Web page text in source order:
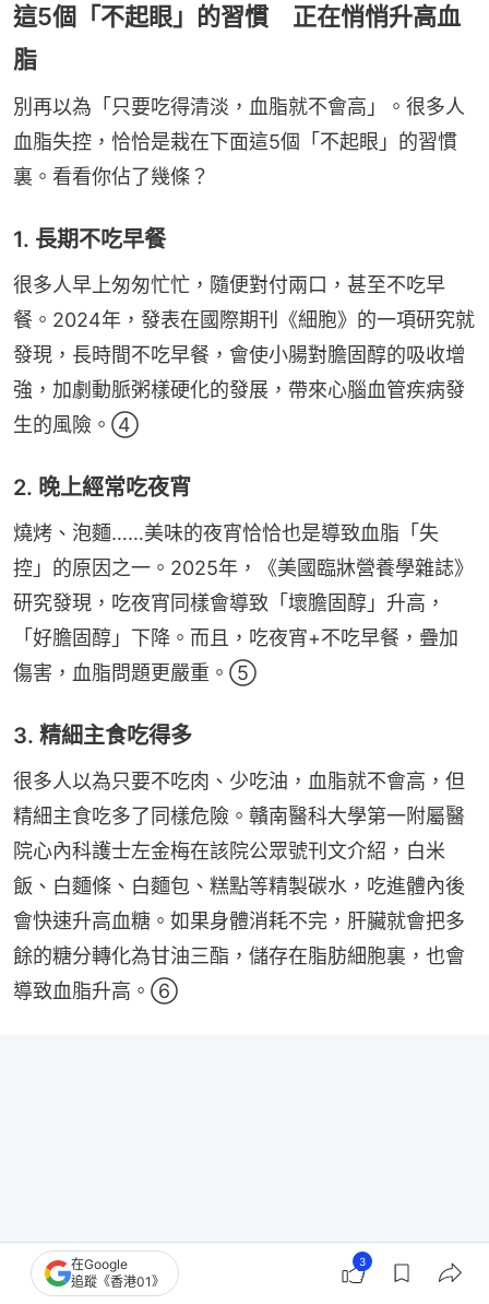
這5個「不起眼」的習慣 正在悄悄升高血
脂
別再以為「只要吃得清淡，血脂就不會高」。很多人
血脂失控，恰恰是栽在下面這5個「不起眼」的習慣
裏。看看你佔了幾條？
1. 長期不吃早餐
很多人早上匆匆忙忙，隨便對付兩口，甚至不吃早
餐。2024年，發表在國際期刊《細胞》的一項研究就
發現，長時間不吃早餐，會使小腸對膽固醇的吸收增
強，加劇動脈粥樣硬化的發展，帶來心腦血管疾病發
生的風險。④
2. 晚上經常吃夜宵
燒烤、泡麵……美味的夜宵恰恰也是導致血脂「失
控」的原因之一。2025年，《美國臨牀營養學雜誌》
研究發現，吃夜宵同樣會導致「壞膽固醇」升高，
「好膽固醇」下降。而且，吃夜宵+不吃早餐，疊加
傷害，血脂問題更嚴重。⑤
3. 精細主食吃得多
很多人以為只要不吃肉、少吃油，血脂就不會高，但
精細主食吃多了同樣危險。贛南醫科大學第一附屬醫
院心內科護士左金梅在該院公眾號刊文介紹，白米
飯、白麵條、白麵包、糕點等精製碳水，吃進體內後
會快速升高血糖。如果身體消耗不完，肝臟就會把多
餘的糖分轉化為甘油三酯，儲存在脂肪細胞裏，也會
導致血脂升高。⑥
在Google
追蹤《香港01》
3